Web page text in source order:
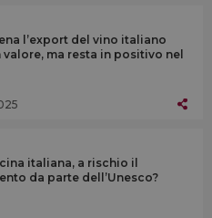
l’export del vino italiano
valore, ma resta in positivo nel
italiana, a rischio il
da parte dell’Unesco?